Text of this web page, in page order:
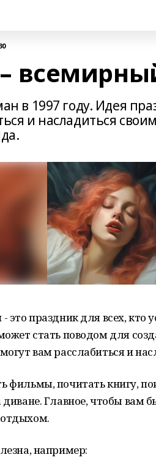
–
в 1997 году. Идея
и насладиться
праздник для всех, кто
стать поводом для
вам расслабиться и
фильмы, почитать книгу,
Главное, чтобы вам
например: